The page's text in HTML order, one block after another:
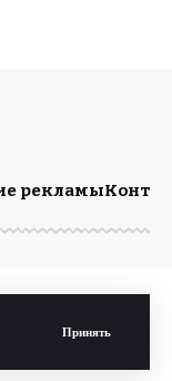
Принять
рекламы